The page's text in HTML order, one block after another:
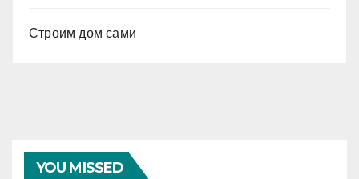
Строим дом сами
YOU MISSED